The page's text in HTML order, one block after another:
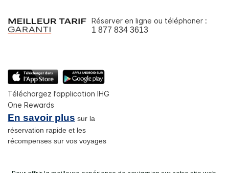
Réserver en ligne ou téléphoner :
1 877 834 3613
Téléchargez l’application IHG
One Rewards
En savoir plus sur la
réservation rapide et les
récompenses sur vos voyages